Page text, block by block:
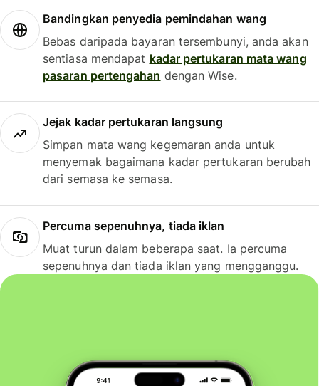
Bandingkan penyedia pemindahan wang
Bebas daripada bayaran tersembunyi, anda akan
sentiasa mendapat kadar pertukaran mata wang
pasaran pertengahan dengan Wise.
Jejak kadar pertukaran langsung
Simpan mata wang kegemaran anda untuk
menyemak bagaimana kadar pertukaran berubah
dari semasa ke semasa.
Percuma sepenuhnya, tiada iklan
Muat turun dalam beberapa saat. Ia percuma
sepenuhnya dan tiada iklan yang mengganggu.